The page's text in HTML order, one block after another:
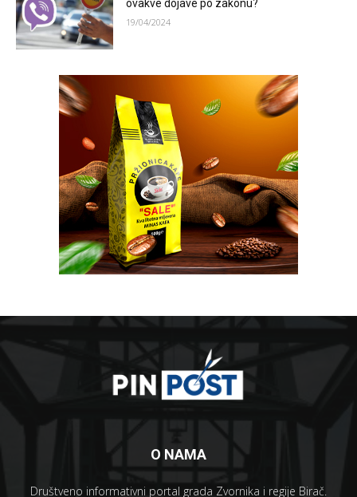
ovakve dojave po zakonu?
19/04/2024
O NAMA
Društveno informativni portal grada Zvornika i regije Birač.